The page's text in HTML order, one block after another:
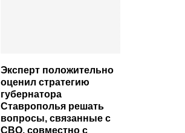
Эксперт положительно
оценил стратегию
губернатора
Ставрополья решать
вопросы, связанные с
СВО, совместно с